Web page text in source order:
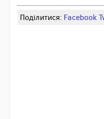
Поділитися: Facebook